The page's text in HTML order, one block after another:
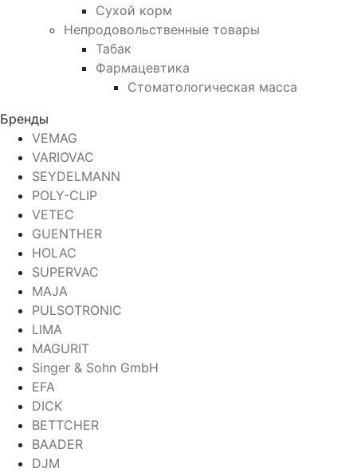
Сухой корм
Непродовольственные товары
Табак
Фармацевтика
Стоматологическая масса
Бренды
VEMAG
VARIOVAC
SEYDELMANN
POLY-CLIP
VETEC
GUENTHER
HOLAC
SUPERVAC
MAJA
PULSOTRONIC
LIMA
MAGURIT
Singer & Sohn GmbH
EFA
DICK
BETTCHER
BAADER
DJM